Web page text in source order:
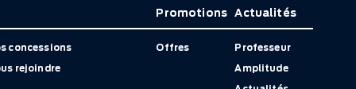
concessions
rejoindre
Promotions
Offres
Actualités
Professeur
Amplitude